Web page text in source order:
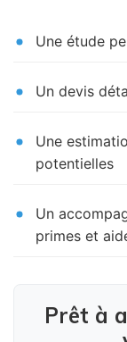
Une étude
Un devis
Une
potentielles
Un
primes et
Prêt à